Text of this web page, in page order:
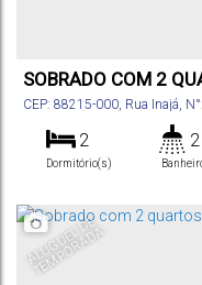
SOBRADO COM 2
CEP: 88215-000, Rua Inajá, N°:
2
Dormitório(s)
2
Total:
A
L
U
G
U
E
L
D
E
T
E
M
P
O
R
A
D
A